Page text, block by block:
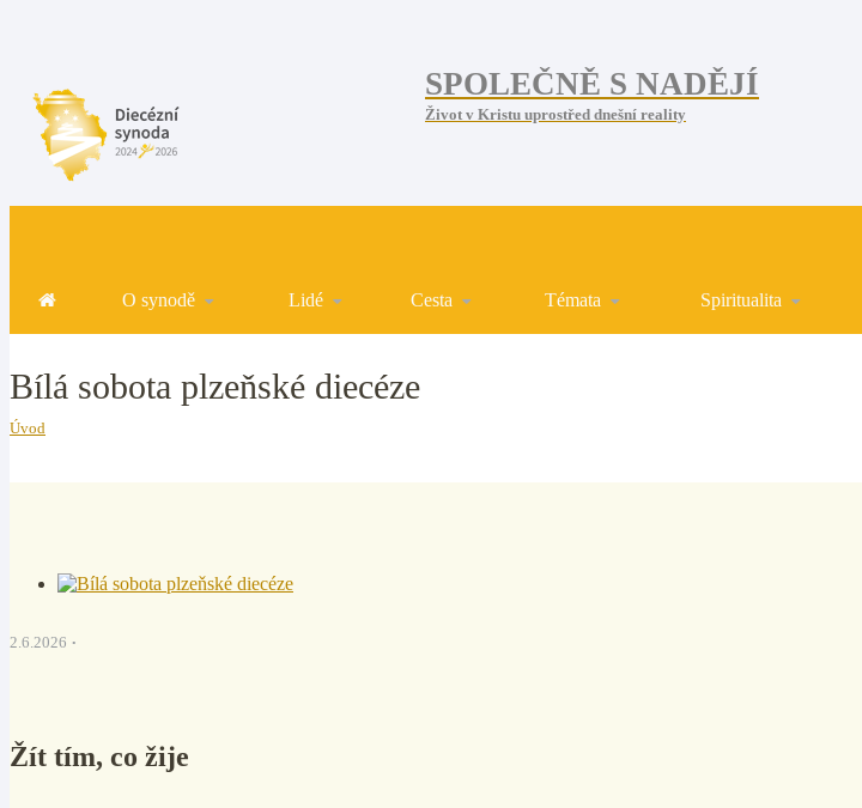
SPOLEČNĚ S NADĚJÍ
Život v Kristu uprostřed dnešní reality
O synodě Lidé Cesta Témata Spiritualita
Bílá sobota plzeňské diecéze
Úvod
2.6.2026
Žít tím, co žije